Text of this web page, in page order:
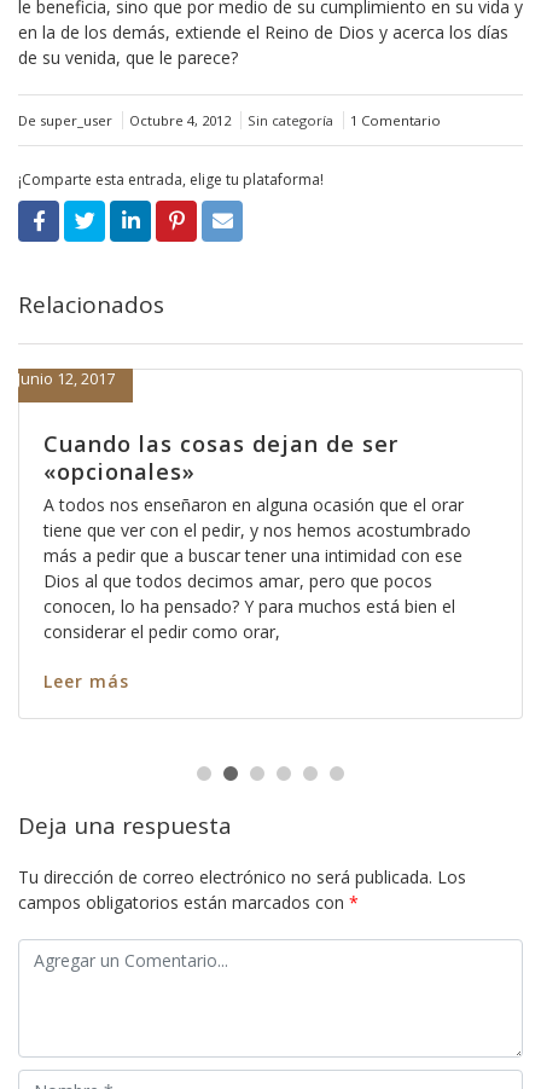
le beneficia, sino que por medio de su cumplimiento en su vida y
en la de los demás, extiende el Reino de Dios y acerca los días
de su venida, que le parece?
De super_user Octubre 4, 2012 Sin categoría 1 Comentario
¡Comparte esta entrada, elige tu plataforma!
Relacionados
Cuando las cosas dejan de ser
«opcionales»
Junio 12, 2017
A todos nos enseñaron en alguna ocasión que el orar
tiene que ver con el pedir, y nos hemos acostumbrado
más a pedir que a buscar tener una intimidad con ese
Dios al que todos decimos amar, pero que pocos
conocen, lo ha pensado? Y para muchos está bien el
considerar el pedir como orar,
Leer más
Deja una respuesta
Tu dirección de correo electrónico no será publicada. Los
campos obligatorios están marcados con *